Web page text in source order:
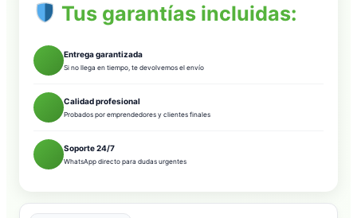
Tus garantías incluidas:
Entrega garantizada
Si no llega en tiempo, te devolvemos el envío
Calidad profesional
Probados por emprendedores y clientes finales
Soporte 24/7
WhatsApp directo para dudas urgentes